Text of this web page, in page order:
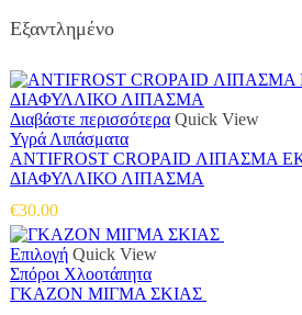
page
Εξαντλημένο
Διαβάστε περισσότερα Quick View
Υγρά Λιπάσματα
ANTIFROST CROPAID ΛΙΠΑΣΜΑ
ΔΙΑΦΥΛΛΙΚΟ ΛΙΠΑΣΜΑ
€30.00
Επιλογή Αυτό
το
προϊόν
Quick View
Σπόροι Χλοοτάπητα
ΓΚΑΖΟΝ ΜΙΓΜΑ ΣΚΙΑΣ